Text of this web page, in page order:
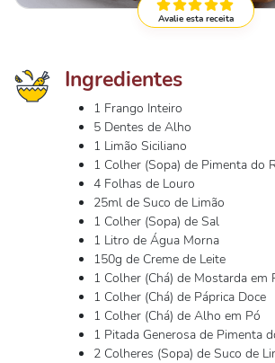
Avalie esta receita
Ingredientes
1 Frango Inteiro
5 Dentes de Alho
1 Limão Siciliano
1 Colher (Sopa) de Pimenta do
4 Folhas de Louro
25ml de Suco de Limão
1 Colher (Sopa) de Sal
1 Litro de Água Morna
150g de Creme de Leite
1 Colher (Chá) de Mostarda em
1 Colher (Chá) de Páprica Doce
1 Colher (Chá) de Alho em Pó
1 Pitada Generosa de Pimenta
2 Colheres (Sopa) de Suco de